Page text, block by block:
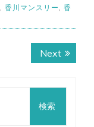
香川マンスリー
香
Next
Next